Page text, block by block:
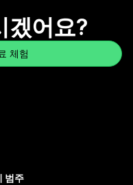
겠어요?
체험
범주